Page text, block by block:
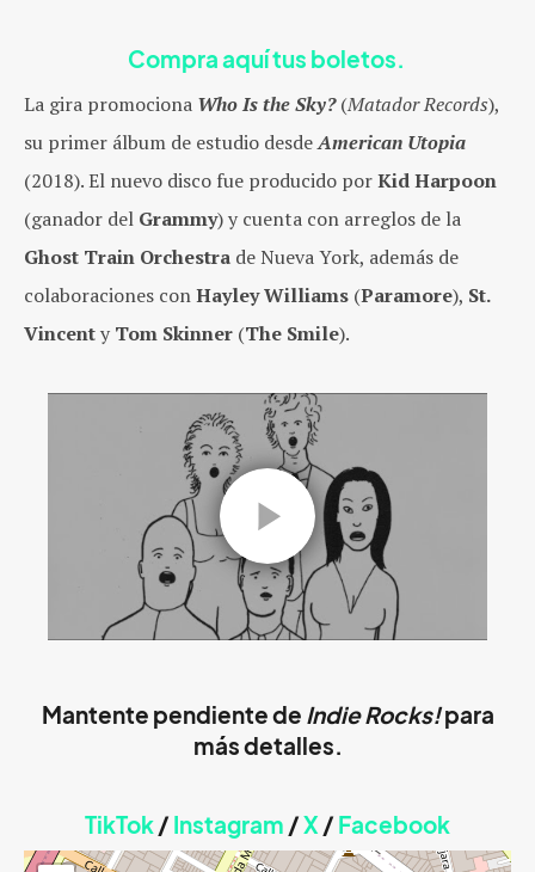
Compra aquí tus boletos.
La gira promociona Who Is the Sky?(Matador Records),
su primer álbum de estudio desdeAmerican Utopia
(2018). El nuevo disco fue producido porKid Harpoon
(ganador del Grammy) y cuenta con arreglos de la
Ghost Train Orchestra de Nueva York, además de
colaboraciones conHayley Williams (Paramore), St.
Vincenty Tom Skinner (The Smile).
Mantente pendiente de Indie Rocks!para
más detalles.
TikTok/Instagram /X /Facebook